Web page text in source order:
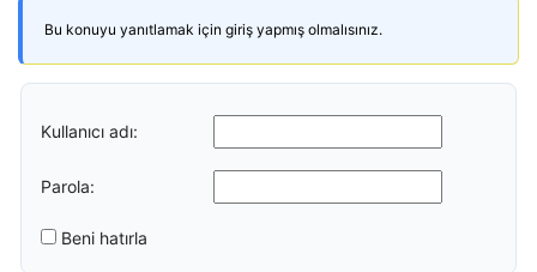
Bu konuyu yanıtlamak için giriş yapmış olmalısınız.
Kullanıcı adı:
Parola:
Beni hatırla